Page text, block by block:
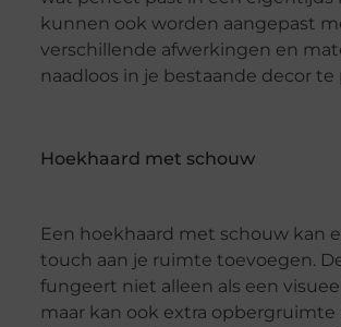
kunnen ook worden aangepast
verschillende afwerkingen en
naadloos in je bestaande decor te
Hoekhaard met schouw
Een hoekhaard met schouw kan
touch aan je ruimte toevoegen.
fungeert niet alleen als een
maar kan ook extra opbergruimte